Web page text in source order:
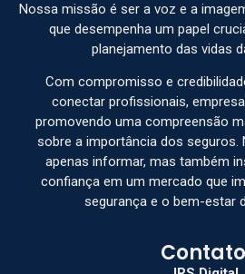
Nossa missão é ser a voz e a
que desempenha um papel
planejamento das vidas
Com compromisso e
conectar profissionais,
promovendo uma compreensão
sobre a importância dos seguros.
apenas informar, mas também
confiança em um mercado que
segurança e o bem-estar
Contato